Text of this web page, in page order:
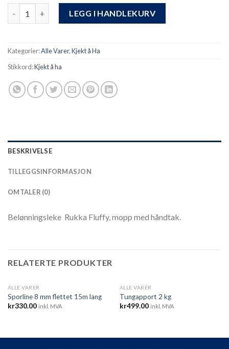
LEGG I HANDLEKURV
Kategorier:Alle Varer,Kjekt å Ha
Stikkord:Kjekt å ha
BESKRIVELSE
TILLEGGSINFORMASJON
OMTALER (0)
Belønningsleke Rukka Fluffy, mopp med håndtak.
RELATERTE PRODUKTER
ALLE VARER
Sporline 8 mm flettet 15m lang
kr330.00 inkl. MVA
ALLE VARER
Tungapport 2 kg
kr499.00 inkl. MVA